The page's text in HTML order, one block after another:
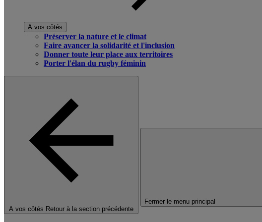
A vos côtés
Préserver la nature et le climat
Faire avancer la solidarité et l'inclusion
Donner toute leur place aux territoires
Porter l'élan du rugby féminin
A vos côtés Retour à la section précédente
Fermer le menu principal